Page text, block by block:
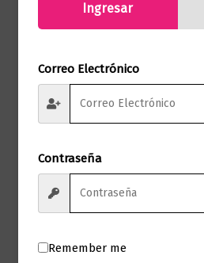
FUEGO Y SANGRE
$85.000,00
Añadir al carrito
Ingresar
Correo Electrónico
Contraseña
Remember me